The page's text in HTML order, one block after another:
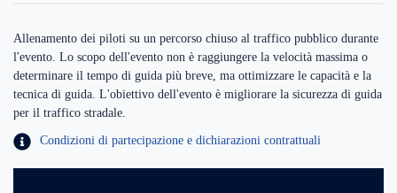
Allenamento dei piloti su un percorso chiuso al traffico pubblico durante
l'evento. Lo scopo dell'evento non è raggiungere la velocità massima o
determinare il tempo di guida più breve, ma ottimizzare le capacità e la
tecnica di guida. L'obiettivo dell'evento è migliorare la sicurezza di guida
per il traffico stradale.
Condizioni di partecipazione e dichiarazioni contrattuali